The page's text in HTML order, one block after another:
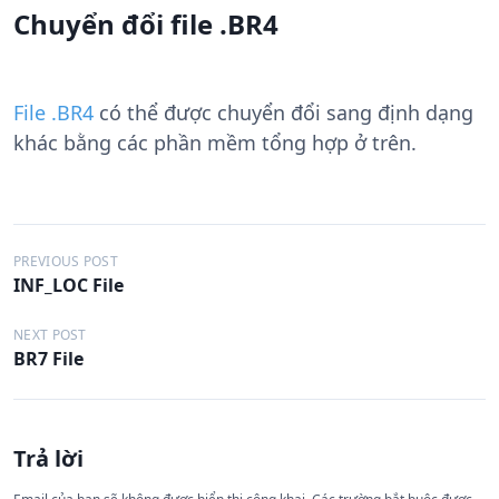
Chuyển đổi file .BR4
File .BR4 có thể được chuyển đổi sang định dạng
khác bằng các phần mềm tổng hợp ở trên.
Đ
i
ề
u
h
ớ
PREVIOUS POST
INF_LOC File
NEXT POST
BR7 File
Trả lời